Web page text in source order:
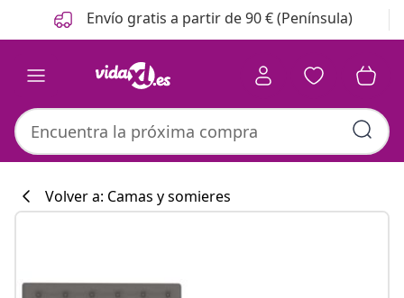
Anterior
Siguiente Envío gratis a partir de 90 € (Península)
Volver a: Camas y somieres